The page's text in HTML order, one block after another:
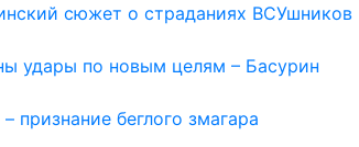
сюжет о страданиях ВСУшников
удары по новым целям – Басурин
беглого змагара